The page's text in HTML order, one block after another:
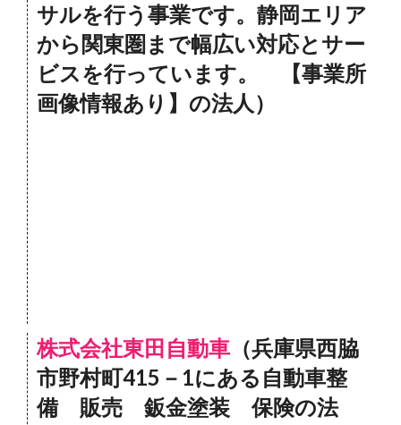
サルを行う事業です。静岡エリア
から関東圏まで幅広い対応とサー
ビスを行っています。 【事業所
画像情報あり】の法人）
株式会社東田自動車 （兵庫県西脇
市野村町415－1にある自動車整
備 販売 鈑金塗装 保険の法